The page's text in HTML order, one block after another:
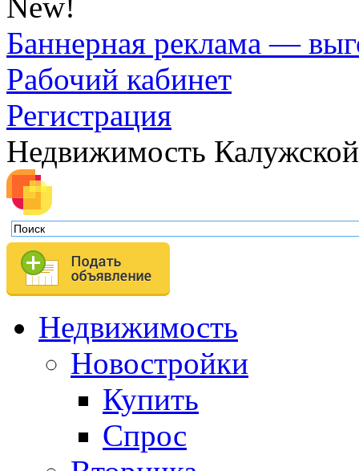
New!
Баннерная реклама —
Рабочий кабинет
Регистрация
Недвижимость
Недвижимость
Новостройки
Купить
Спрос